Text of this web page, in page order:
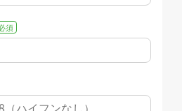
須